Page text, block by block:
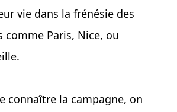
vie dans la frénésie des
comme Paris, Nice, ou
connaître la campagne, on